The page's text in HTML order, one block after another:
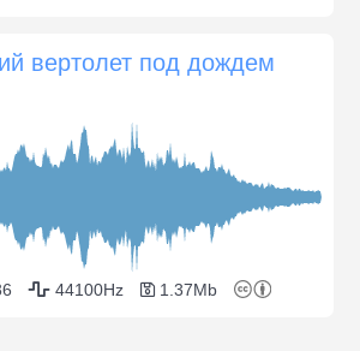
вертолет под дождем
44100Hz 1.37Mb